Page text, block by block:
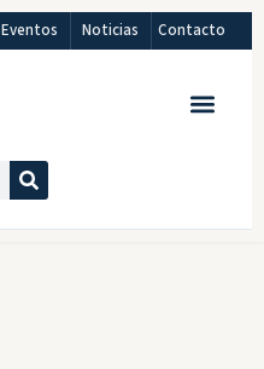
Eventos Noticias Contacto